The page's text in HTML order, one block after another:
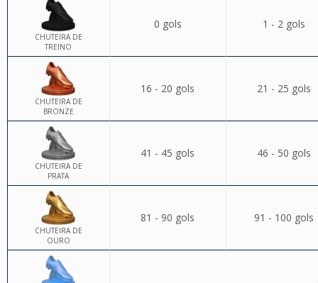
CHUTEIRA DE
TREINO
0 gols 1 - 2 gols
CHUTEIRA DE
BRONZE
16 - 20 gols 21 - 25 gols
CHUTEIRA DE
PRATA
41 - 45 gols 46 - 50 gols
CHUTEIRA DE
OURO
81 - 90 gols 91 - 100 gols